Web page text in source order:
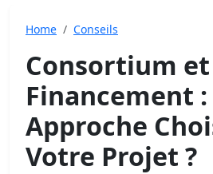
Home Conseils
Consortium et
Financement
Approche
Votre Projet ?